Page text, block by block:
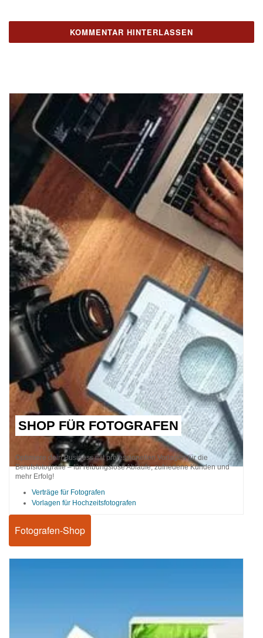
SHOP FÜR FOTOGRAFEN
Optimiere dein Business mit professionellen Vorlagen für die
Berufsfotografie – für reibungslose Abläufe, zufriedene Kunden und
mehr Erfolg!
Verträge für Fotografen
Vorlagen für Hochzeitsfotografen
Fotografen-Shop